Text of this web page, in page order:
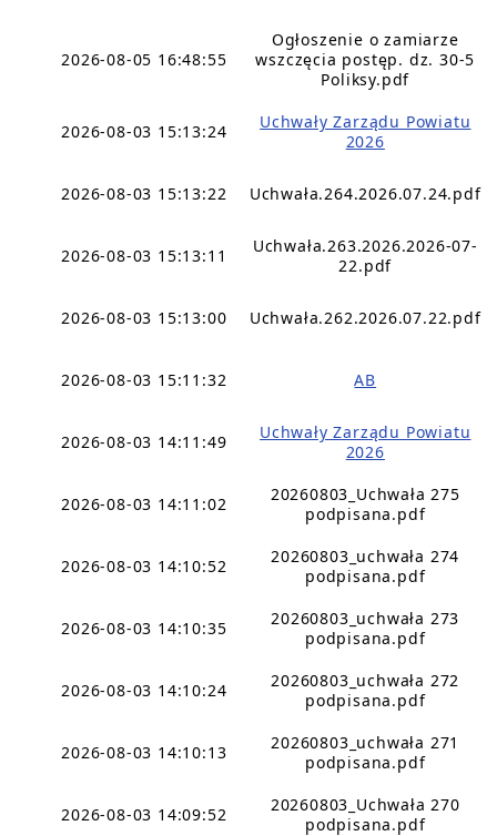
2026-08-05 16:48:55
Ogłoszenie o zamiarze
wszczęcia postęp. dz. 30-5
Poliksy.pdf
2026-08-03 15:13:24
Uchwały Zarządu Powiatu
2026
2026-08-03 15:13:22 Uchwała.264.2026.07.24.pdf
2026-08-03 15:13:11
Uchwała.263.2026.2026-07-
22.pdf
2026-08-03 15:13:00 Uchwała.262.2026.07.22.pdf
2026-08-03 15:11:32 AB
2026-08-03 14:11:49
Uchwały Zarządu Powiatu
2026
2026-08-03 14:11:02
20260803_Uchwała 275
podpisana.pdf
2026-08-03 14:10:52
20260803_uchwała 274
podpisana.pdf
2026-08-03 14:10:35
20260803_uchwała 273
podpisana.pdf
2026-08-03 14:10:24
20260803_uchwała 272
podpisana.pdf
2026-08-03 14:10:13
20260803_uchwała 271
podpisana.pdf
2026-08-03 14:09:52
20260803_Uchwała 270
podpisana.pdf